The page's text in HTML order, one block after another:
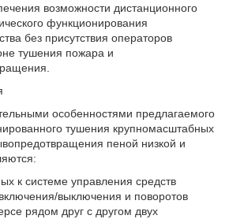
возможности дистанционного
функционирования
без присутствия операторов
тушения пожара и
особенностями предлагаемого
тушения крупномасштабных
пеной низкой и
к системе управления средств
выключения и поворотов
рядом друг с другом двух